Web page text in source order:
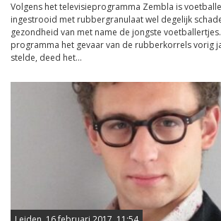
Volgens het televisieprogramma Zembla is
ingestrooid met rubbergranulaat wel degelijk
gezondheid van met name de jongste
programma het gevaar van de rubberkorrels vorig
stelde, deed het...